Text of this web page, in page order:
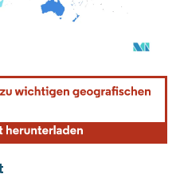
erfordert Namensnennung gemäß